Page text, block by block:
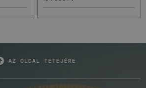
AZ OLDAL TETEJÉRE